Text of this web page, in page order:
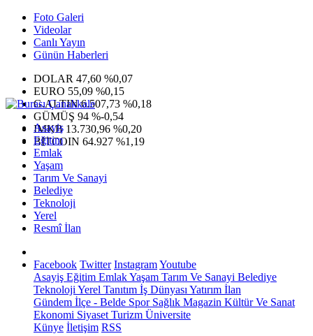
Foto Galeri
Videolar
Canlı Yayın
Günün Haberleri
DOLAR 47,60 %0,07
EURO 55,09 %0,15
G.ALTIN6.507,73 %0,18
GÜMÜŞ 94 %-0,54
IMKB 13.730,96 %0,20
BITCOIN 64.927 %1,19
Asayiş
Eğitim
Emlak
Yaşam
Tarım Ve Sanayi
Belediye
Teknoloji
Yerel
Resmî İlan
Facebook Twitter InstagramYoutube
Asayiş Eğitim EmlakYaşam Tarım Ve Sanayi Belediye
Teknoloji Yerel Tanıtım İş Dünyası Yatırım İlan
Gündem İlçe - Belde SporSağlık Magazin Kültür Ve Sanat
Ekonomi Siyaset Turizm Üniversite
Künye İletişim RSS